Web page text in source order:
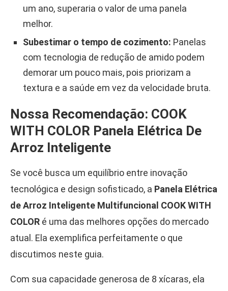
um ano, superaria o valor de uma panela
melhor.
Subestimar o tempo de cozimento: Panelas
com tecnologia de redução de amido podem
demorar um pouco mais, pois priorizam a
textura e a saúde em vez da velocidade bruta.
Nossa Recomendação: COOK
WITH COLOR Panela Elétrica De
Arroz Inteligente
Se você busca um equilíbrio entre inovação
tecnológica e design sofisticado, a Panela Elétrica
de Arroz Inteligente Multifuncional COOK WITH
COLOR é uma das melhores opções do mercado
atual. Ela exemplifica perfeitamente o que
discutimos neste guia.
Com sua capacidade generosa de 8 xícaras, ela